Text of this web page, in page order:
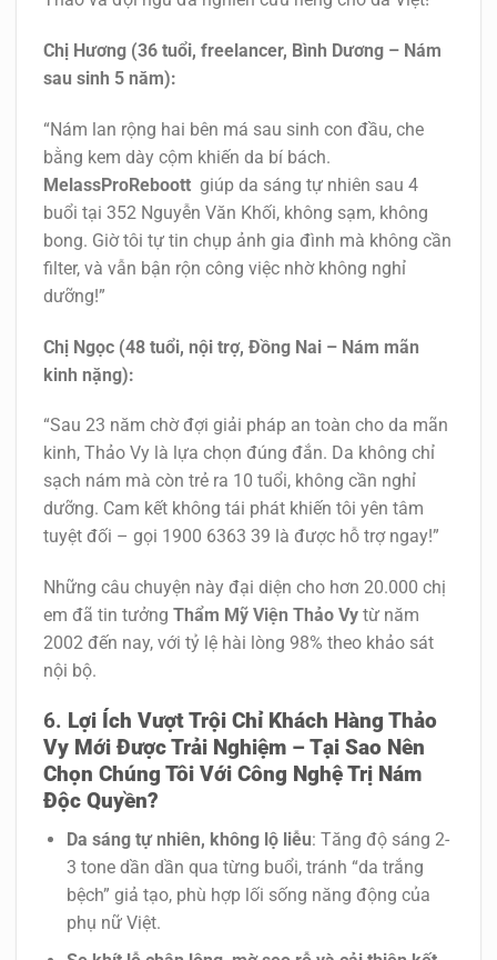
Chị Hương (36 tuổi, freelancer, Bình Dương – Nám
sau sinh 5 năm):
“Nám lan rộng hai bên má sau sinh con đầu, che
bằng kem dày cộm khiến da bí bách.
MelassProReboott giúp da sáng tự nhiên sau 4
buổi tại 352 Nguyễn Văn Khối, không sạm, không
bong. Giờ tôi tự tin chụp ảnh gia đình mà không cần
filter, và vẫn bận rộn công việc nhờ không nghỉ
dưỡng!”
Chị Ngọc (48 tuổi, nội trợ, Đồng Nai – Nám mãn
kinh nặng):
“Sau 23 năm chờ đợi giải pháp an toàn cho da mãn
kinh, Thảo Vy là lựa chọn đúng đắn. Da không chỉ
sạch nám mà còn trẻ ra 10 tuổi, không cần nghỉ
dưỡng. Cam kết không tái phát khiến tôi yên tâm
tuyệt đối – gọi 1900 6363 39 là được hỗ trợ ngay!”
Những câu chuyện này đại diện cho hơn 20.000 chị
em đã tin tưởng Thẩm Mỹ Viện Thảo Vy từ năm
2002 đến nay, với tỷ lệ hài lòng 98% theo khảo sát
nội bộ.
Lợi Ích Vượt Trội Chỉ Khách Hàng Thảo
Vy Mới Được Trải Nghiệm – Tại Sao Nên
Chọn Chúng Tôi Với Công Nghệ Trị Nám
Độc Quyền?
Da sáng tự nhiên, không lộ liễu: Tăng độ sáng 2-
3 tone dần dần qua từng buổi, tránh “da trắng
bệch” giả tạo, phù hợp lối sống năng động của
phụ nữ Việt.